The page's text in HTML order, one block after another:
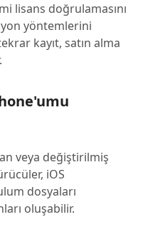
lisans doğrulamasını
yöntemlerini
kayıt, satın alma
veya değiştirilmiş
iOS
dosyaları
oluşabilir.